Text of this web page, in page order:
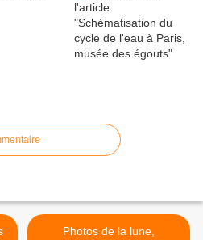
Photos de la lune,